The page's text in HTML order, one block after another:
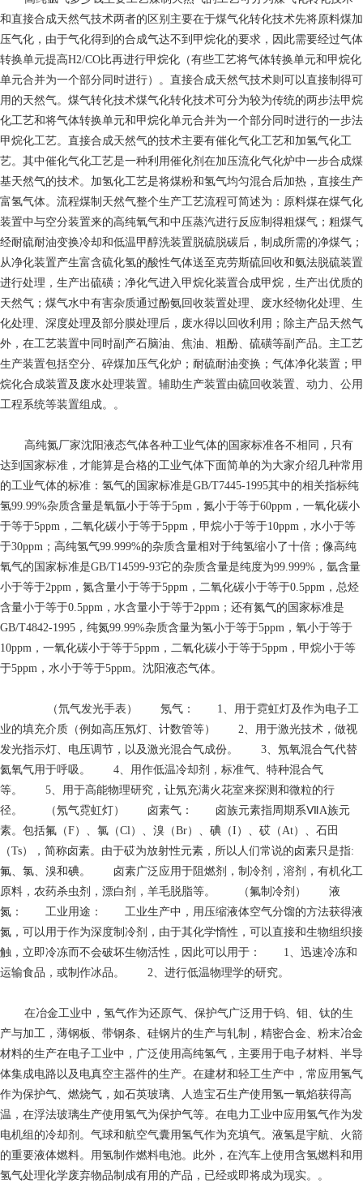
和直接合成天然气技术两者的区别主要在于煤气化转化技术先将原料煤加
压气化，由于气化得到的合成气达不到甲烷化的要求，因此需要经过气体
转换单元提高H2/CO比再进行甲烷化（有些工艺将气体转换单元和甲烷化
单元合并为一个部分同时进行）。直接合成天然气技术则可以直接制得可
用的天然气。煤气转化技术煤气化转化技术可分为较为传统的两步法甲烷
化工艺和将气体转换单元和甲烷化单元合并为一个部分同时进行的一步法
甲烷化工艺。直接合成天然气的技术主要有催化气化工艺和加氢气化工
艺。其中催化气化工艺是一种利用催化剂在加压流化气化炉中一步合成煤
基天然气的技术。加氢化工艺是将煤粉和氢气均匀混合后加热，直接生产
富氢气体。流程煤制天然气整个生产工艺流程可简述为：原料煤在煤气化
装置中与空分装置来的高纯氧气和中压蒸汽进行反应制得粗煤气；粗煤气
经耐硫耐油变换冷却和低温甲醇洗装置脱硫脱碳后，制成所需的净煤气；
从净化装置产生富含硫化氢的酸性气体送至克劳斯硫回收和氨法脱硫装置
进行处理，生产出硫磺；净化气进入甲烷化装置合成甲烷，生产出优质的
天然气；煤气水中有害杂质通过酚氨回收装置处理、废水经物化处理、生
化处理、深度处理及部分膜处理后，废水得以回收利用；除主产品天然气
外，在工艺装置中同时副产石脑油、焦油、粗酚、硫磺等副产品。主工艺
生产装置包括空分、碎煤加压气化炉；耐硫耐油变换；气体净化装置；甲
烷化合成装置及废水处理装置。辅助生产装置由硫回收装置、动力、公用
工程系统等装置组成。。
高纯氮厂家沈阳液态气体各种工业气体的国家标准各不相同，只有
达到国家标准，才能算是合格的工业气体下面简单的为大家介绍几种常用
的工业气体的标准：氢气的国家标准是GB/T7445-1995其中的相关指标纯
氢99.99%杂质含量是氧氩小于等于5pm，氮小于等于60ppm，一氧化碳小
于等于5ppm，二氧化碳小于等于5ppm，甲烷小于等于10ppm，水小于等
于30ppm；高纯氢气99.999%的杂质含量相对于纯氢缩小了十倍；像高纯
氧气的国家标准是GB/T14599-93它的杂质含量是纯度为99.999%，氩含量
小于等于2ppm，氮含量小于等于5ppm，二氧化碳小于等于0.5ppm，总烃
含量小于等于0.5ppm，水含量小于等于2ppm；还有氮气的国家标准是
GB/T4842-1995，纯氮99.99%杂质含量为氢小于等于5ppm，氧小于等于
10ppm，一氧化碳小于等于5ppm，二氧化碳小于等于5ppm，甲烷小于等
于5ppm，水小于等于5ppm。沈阳液态气体。
（氘气发光手表） 氖气： 1、用于霓虹灯及作为电子工
业的填充介质（例如高压氖灯、计数管等） 2、用于激光技术，做视
发光指示灯、电压调节，以及激光混合气成份。 3、氖氧混合气代替
氦氧气用于呼吸。 4、用作低温冷却剂，标准气、特种混合气
等。 5、用于高能物理研究，让氖充满火花室来探测和微粒的行
径。 （氖气霓虹灯） 卤素气： 卤族元素指周期系ⅦA族元
素。包括氟（F）、氯（Cl）、溴（Br）、碘（I）、砹（At）、石田
（Ts），简称卤素。由于砹为放射性元素，所以人们常说的卤素只是指:
氟、氯、溴和碘。 卤素广泛应用于阻燃剂，制冷剂，溶剂，有机化工
原料，农药杀虫剂，漂白剂，羊毛脱脂等。 （氟制冷剂） 液
氮： 工业用途： 工业生产中，用压缩液体空气分馏的方法获得液
氮，可以用于作为深度制冷剂，由于其化学惰性，可以直接和生物组织接
触，立即冷冻而不会破坏生物活性，因此可以用于： 1、迅速冷冻和
运输食品，或制作冰品。 2、进行低温物理学的研究。
在冶金工业中，氢气作为还原气、保护气广泛用于钨、钼、钛的生
产与加工，薄钢板、带钢条、硅钢片的生产与轧制，精密合金、粉末冶金
材料的生产在电子工业中，广泛使用高纯氢气，主要用于电子材料、半导
体集成电路以及电真空主器件的生产。在建材和轻工生产中，常应用氢气
作为保护气、燃烧气，如石英玻璃、人造宝石生产使用氢一氧焰获得高
温，在浮法玻璃生产使用氢气为保护气等。在电力工业中应用氢气作为发
电机组的冷却剂。气球和航空气囊用氢气作为充填气。液氢是宇航、火箭
的重要液体燃料。用氢制作燃料电池。此外，在汽车上使用含氢燃料和用
氢气处理化学废弃物品制成有用的产品，已经或即将成为现实。。